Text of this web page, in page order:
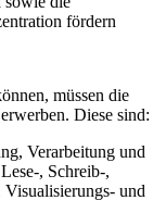
fördern
müssen die
Diese sind:
Verarbeitung und
, Schreib-,
und